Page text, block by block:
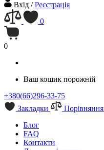
Вхiд /Реєстрація
0
0
Ваш кошик порожній
+380(66)296-33-75
Закладки
Порівняння
Блог
FAQ
Контакти